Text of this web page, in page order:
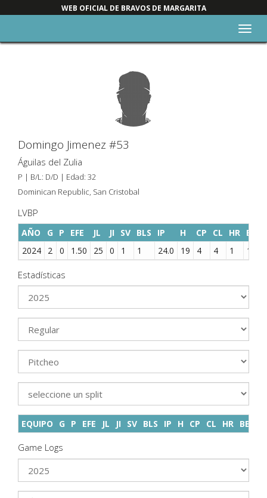
WEB OFICIAL DE BRAVOS DE MARGARITA
Domingo Jimenez #53
Águilas del Zulia
P | B/L: D/D | Edad: 32
Dominican Republic, San Cristobal
LVBP
AÑO G P EFE JL JI SV BLS IP H CP CL HR BB
2024
2 0 1.50 25 0 1 1 24.0 19 4 4 1 11
Estadísticas
EQUIPO G P EFE JL JI SV BLS IP H CP CL HR BB
Game Logs